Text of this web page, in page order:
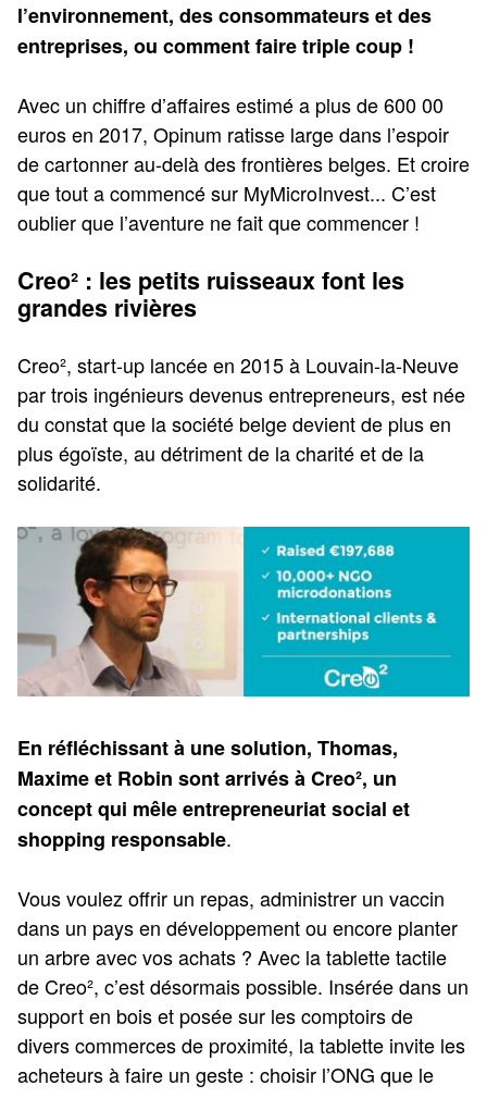
l’environnement, des consommateurs et des
entreprises, ou comment faire triple coup !
Avec un chiffre d’affaires estimé a plus de 600 00
euros en 2017, Opinum ratisse large dans l’espoir
de cartonner au-delà des frontières belges. Et croire
que tout a commencé sur MyMicroInvest... C’est
oublier que l’aventure ne fait que commencer !
Creo² : les petits ruisseaux font les
grandes rivières
Creo², start-up lancée en 2015 à Louvain-la-Neuve
par trois ingénieurs devenus entrepreneurs, est née
du constat que la société belge devient de plus en
plus égoïste, au détriment de la charité et de la
solidarité.
En réfléchissant à une solution, Thomas,
Maxime et Robin sont arrivés à Creo², un
concept qui mêle entrepreneuriat social et
shopping responsable.
Vous voulez offrir un repas, administrer un vaccin
dans un pays en développement ou encore planter
un arbre avec vos achats ? Avec la tablette tactile
de Creo², c’est désormais possible. Insérée dans un
support en bois et posée sur les comptoirs de
divers commerces de proximité, la tablette invite les
acheteurs à faire un geste : choisir l’ONG que le